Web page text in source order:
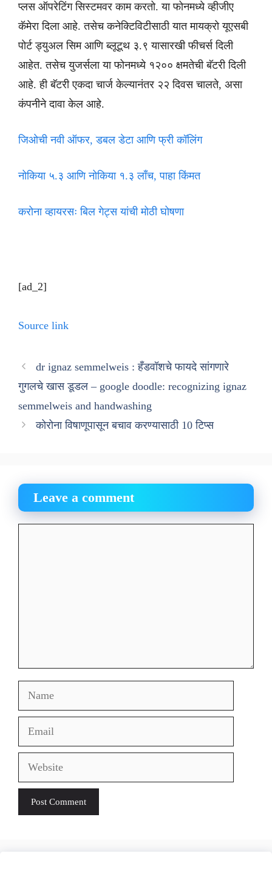
प्लस ऑपरेटिंग सिस्टमवर काम करतो. या फोनमध्ये व्हीजीए
कॅमेरा दिला आहे. तसेच कनेक्टिविटीसाठी यात मायक्रो यूएसबी
पोर्ट ड्युअल सिम आणि ब्लूटूथ ३.९ यासारखी फीचर्स दिली
आहेत. तसेच युजर्सला या फोनमध्ये १२०० क्षमतेची बॅटरी दिली
आहे. ही बॅटरी एकदा चार्ज केल्यानंतर २२ दिवस चालते, असा
कंपनीने दावा केल आहे.
जिओची नवी ऑफर, डबल डेटा आणि फ्री कॉलिंग
नोकिया ५.३ आणि नोकिया १.३ लाँच, पाहा किंमत
करोना व्हायरसः बिल गेट्स यांची मोठी घोषणा
[ad_2]
Source link
dr ignaz semmelweis : हँडवॉशचे फायदे सांगणारे
गुगलचे खास डूडल – google doodle: recognizing ignaz
semmelweis and handwashing
कोरोना विषाणूपासून बचाव करण्यासाठी 10 टिप्स
Leave a comment
Name
Email
Website